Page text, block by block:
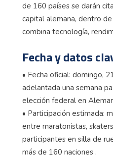
de 160 países se darán
capital alemana, dentro
combina tecnología,
Fecha y datos
• Fecha oficial: domingo,
adelantada una semana
elección federal en
• Participación estimada:
entre maratonistas,
participantes en silla de
más de 160 naciones .